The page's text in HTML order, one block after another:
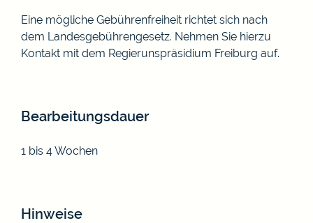
Eine mögliche Gebührenfreiheit richtet sich nach
dem Landesgebührengesetz. Nehmen Sie hierzu
Kontakt mit dem Regierunspräsidium Freiburg auf.
Bearbeitungsdauer
1 bis 4 Wochen
Hinweise